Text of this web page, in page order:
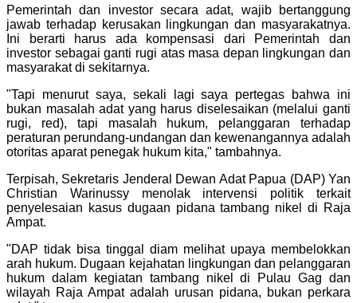
Pemerintah dan investor secara adat, wajib bertanggung
jawab terhadap kerusakan lingkungan dan masyarakatnya.
Ini berarti harus ada kompensasi dari Pemerintah dan
investor sebagai ganti rugi atas masa depan lingkungan dan
masyarakat di sekitarnya.
"Tapi menurut saya, sekali lagi saya pertegas bahwa ini
bukan masalah adat yang harus diselesaikan (melalui ganti
rugi, red), tapi masalah hukum, pelanggaran terhadap
peraturan perundang-undangan dan kewenangannya adalah
otoritas aparat penegak hukum kita," tambahnya.
Terpisah, Sekretaris Jenderal Dewan Adat Papua (DAP) Yan
Christian Warinussy menolak intervensi politik terkait
penyelesaian kasus dugaan pidana tambang nikel di Raja
Ampat.
"DAP tidak bisa tinggal diam melihat upaya membelokkan
arah hukum. Dugaan kejahatan lingkungan dan pelanggaran
hukum dalam kegiatan tambang nikel di Pulau Gag dan
wilayah Raja Ampat adalah urusan pidana, bukan perkara